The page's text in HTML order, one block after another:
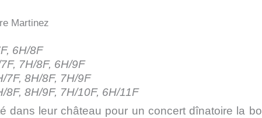
Martinez
6H/8F
7H/8F, 6H/9F
7F, 8H/8F, 7H/9F
8F, 8H/9F, 7H/10F, 6H/11F
dans leur château pour un concert dînatoire la